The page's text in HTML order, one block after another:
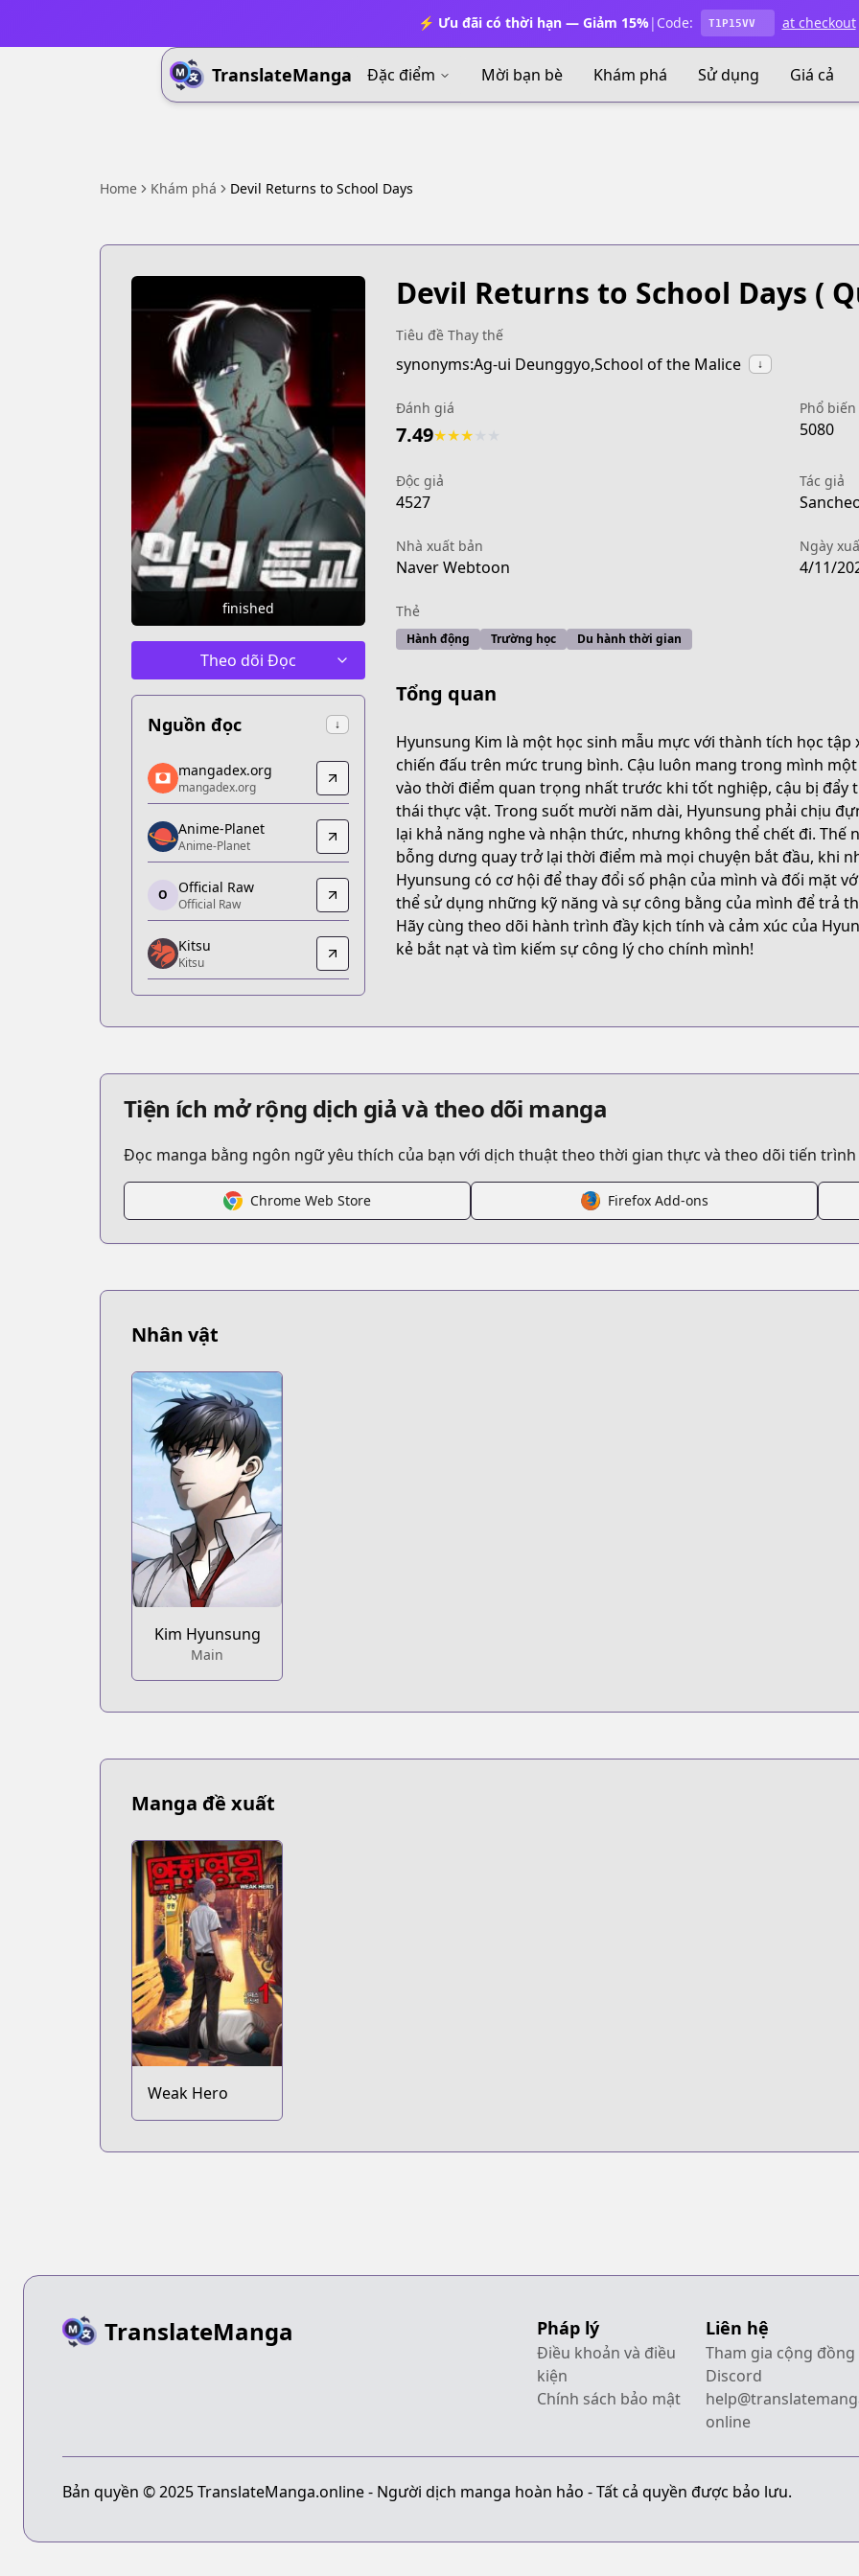
⚡ Ưu đãi có thời hạn — Giảm 15%| Code: T1P15VV at checkout
TranslateManga Đặc điểm Mời bạn bè Khám phá Sử dụng Giá cả
Home Khám phá Devil Returns to School Days
finished
Theo dõi Đọc
Nguồn đọc ↓
mangadex.org
mangadex.org
https://mangadex.org/title/ddefbe42-dc9c-4429-8ba8-d31b8311f93e
Anime-Planet
Anime-Planet
https://www.anime-planet.com/manga/devil-returns-to-school-days
Official Raw
Official Raw
https://comic.naver.com/webtoon/list?titleId=808272
Kitsu
Kitsu
novelUpdates
https://www.novelupdates.com/series/school-of-evil
mangadex.org
mangadex.org
Anime-Planet
Anime-Planet
O Official Raw
Official Raw
Kitsu
Kitsu
Devil Returns to School Days (
Tiêu đề Thay thế
synonyms:Ag-ui Deunggyo,School of the Malice ↓
Đánh giá
7.49★★★
Phổ biến
5080
Độc giả
4527
Tác giả
Nhà xuất bản
Naver Webtoon
Ngày
4/11/
Thẻ
Hành động Trường học Du hành thời gian
Tổng quan
Hyunsung Kim là một học sinh mẫu mực với thành tích học
chiến đấu trên mức trung bình. Cậu luôn mang trong mình
vào thời điểm quan trọng nhất trước khi tốt nghiệp, cậu bị đẩy
thái thực vật. Trong suốt mười năm dài, Hyunsung phải chịu
lại khả năng nghe và nhận thức, nhưng không thể chết đi. Thế
bỗng dưng quay trở lại thời điểm mà mọi chuyện bắt đầu, khi
Hyunsung có cơ hội để thay đổi số phận của mình và đối mặt
thể sử dụng những kỹ năng và sự công bằng của mình để trả
Hãy cùng theo dõi hành trình đầy kịch tính và cảm xúc của
kẻ bắt nạt và tìm kiếm sự công lý cho chính mình!
Tiện ích mở rộng dịch giả và theo dõi manga
Đọc manga bằng ngôn ngữ yêu thích của bạn với dịch thuật theo thời gian thực và theo dõi tiến
Chrome Web Store Firefox Add-ons
Nhân vật
Kim Hyunsung
Main
Manga đề xuất
Weak Hero
TranslateManga Pháp lý
Điều khoản và điều
kiện
Chính sách bảo mật
Liên hệ
Tham gia cộng đồng
Discord
online
Bản quyền © 2025 TranslateManga.online - Người dịch manga hoàn hảo - Tất cả quyền được bảo lưu.